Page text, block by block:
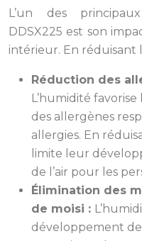
L’un des
DDSX225 est son
intérieur. En réduisant
Réduction des
L’humidité
des allergènes
allergies. En
limite leur
de l’air pour les
Élimination des
de moisi :
développement de